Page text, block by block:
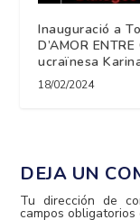
Inauguració a
D’AMOR
ucraïnesa
18/02/2024
DEJA UN
Tu dirección de
campos